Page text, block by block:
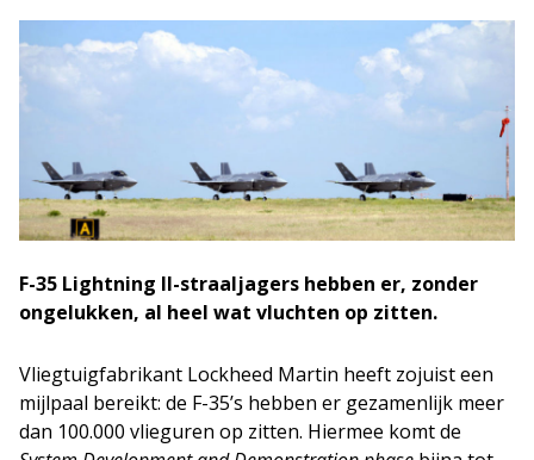
F-35 Lightning II-straaljagers hebben er, zonder
ongelukken, al heel wat vluchten op zitten.
Vliegtuigfabrikant Lockheed Martin heeft zojuist een
mijlpaal bereikt: de F-35’s hebben er gezamenlijk meer
dan 100.000 vlieguren op zitten. Hiermee komt de